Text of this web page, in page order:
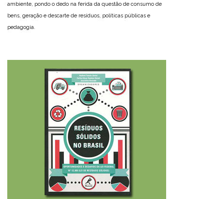
ambiente, pondo o dedo na ferida da questão de consumo de
bens, geração e descarte de resíduos, políticas públicas e
pedagogia.